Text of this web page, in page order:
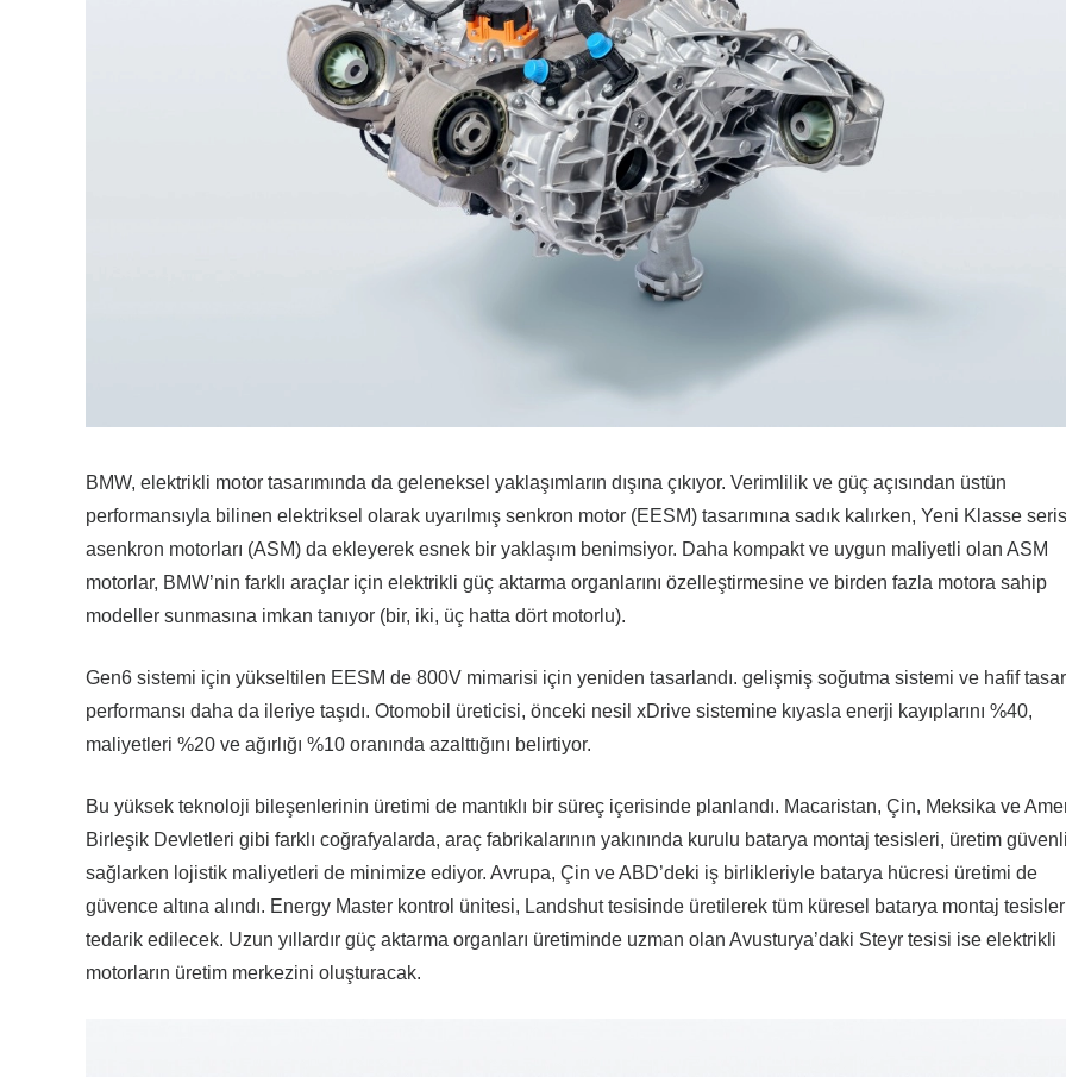
BMW, elektrikli motor tasarımında da geleneksel yaklaşımların dışına çıkıyor. Verimlilik ve güç açısından üstün
performansıyla bilinen elektriksel olarak uyarılmış senkron motor (EESM) tasarımına sadık kalırken, Yeni Klasse
asenkron motorları (ASM) da ekleyerek esnek bir yaklaşım benimsiyor. Daha kompakt ve uygun maliyetli olan ASM
motorlar, BMW’nin farklı araçlar için elektrikli güç aktarma organlarını özelleştirmesine ve birden fazla motora sahip
modeller sunmasına imkan tanıyor (bir, iki, üç hatta dört motorlu).
Gen6 sistemi için yükseltilen EESM de 800V mimarisi için yeniden tasarlandı. gelişmiş soğutma sistemi ve hafif
performansı daha da ileriye taşıdı. Otomobil üreticisi, önceki nesil xDrive sistemine kıyasla enerji kayıplarını %40,
maliyetleri %20 ve ağırlığı %10 oranında azalttığını belirtiyor.
Bu yüksek teknoloji bileşenlerinin üretimi de mantıklı bir süreç içerisinde planlandı. Macaristan, Çin, Meksika ve
Birleşik Devletleri gibi farklı coğrafyalarda, araç fabrikalarının yakınında kurulu batarya montaj tesisleri, üretim
sağlarken lojistik maliyetleri de minimize ediyor. Avrupa, Çin ve ABD’deki iş birlikleriyle batarya hücresi üretimi de
güvence altına alındı. Energy Master kontrol ünitesi, Landshut tesisinde üretilerek tüm küresel batarya montaj
tedarik edilecek. Uzun yıllardır güç aktarma organları üretiminde uzman olan Avusturya’daki Steyr tesisi ise elektrikli
motorların üretim merkezini oluşturacak.